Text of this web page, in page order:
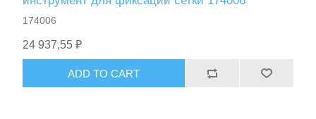
174006
24 937,55 ₽
ADD TO CART